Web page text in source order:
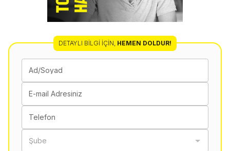
DETAYLI BILGI İÇIN HEMEN DOLDUR!
Ad/Soyad
E-mail Adresiniz
Telefon
Şube